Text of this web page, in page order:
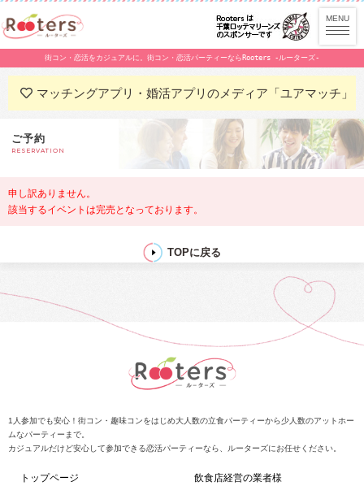
街コン・恋活をカジュアルに。街コン・恋活パーティーならRooters -ルーターズ-
マッチングアプリ・婚活アプリのメディア「ユアマッチ」
ご予約
RESERVATION
申し訳ありません。
該当するイベントは完売となっております。
TOPに戻る
1人参加でも安心！街コン・趣味コンをはじめ大人数の立食パーティーから少人数のアットホー
ムなパーティーまで。
カジュアルだけど安心して参加できる恋活パーティーなら、ルーターズにお任せください。
トップページ
飲食店経営の業者様